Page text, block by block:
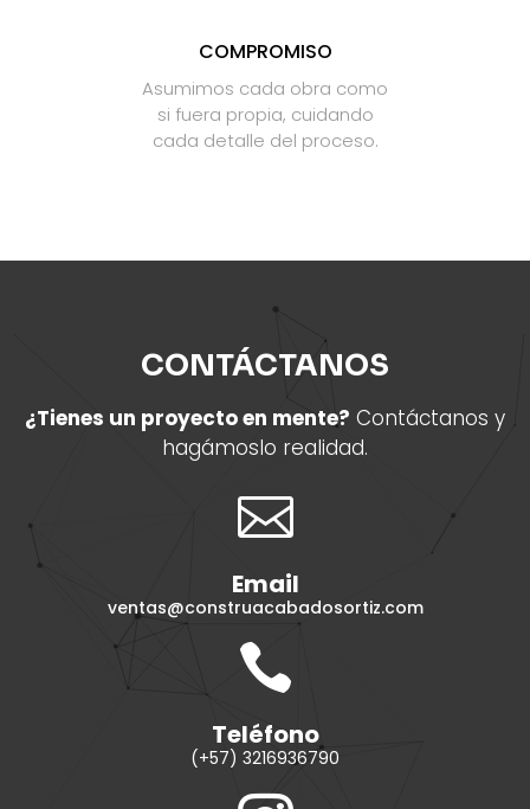
COMPROMISO
Asumimos cada obra como
si fuera propia, cuidando
cada detalle del proceso.
CONTÁCTANOS
¿Tienes un proyecto en mente? Contáctanos y
hagámoslo realidad.

Email
ventas@construacabadosortiz.com

Teléfono
(+57) 3216936790